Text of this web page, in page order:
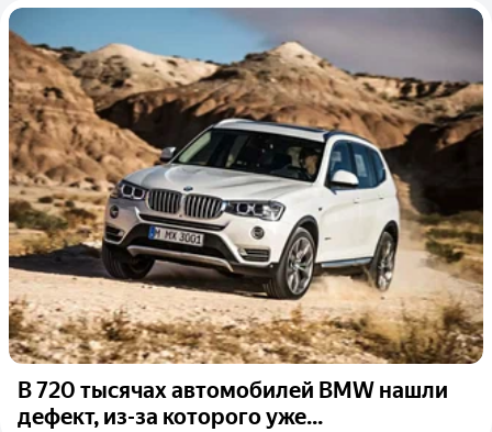
В 720 тысячах автомобилей BMW нашли
дефект, из-за которого уже...